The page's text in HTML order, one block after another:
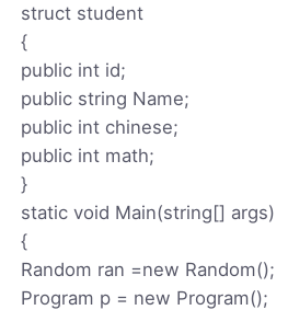
struct student
{
public int id;
public string Name;
public int chinese;
public int math;
}
static void Main(string[] args)
{
Random ran =new Random();
Program p = new Program();